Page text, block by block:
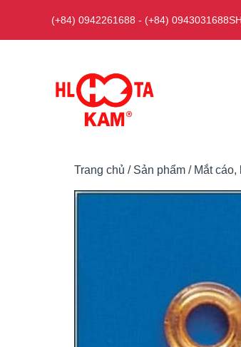
nội
(+84) 0942261688 - (+84) 0943031688
Trang chủ / Sản phẩm / Mắt